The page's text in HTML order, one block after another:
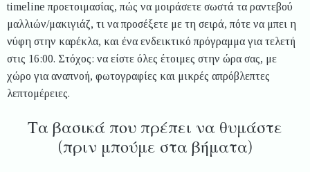
timeline προετοιμασίας, πώς να μοιράσετε σωστά τα ραντεβού
μαλλιών/μακιγιάζ, τι να προσέξετε με τη σειρά, πότε να μπει η
νύφη στην καρέκλα, και ένα ενδεικτικό πρόγραμμα για τελετή
στις 16:00. Στόχος: να είστε όλες έτοιμες στην ώρα σας, με
χώρο για αναπνοή, φωτογραφίες και μικρές απρόβλεπτες
λεπτομέρειες.
Τα βασικά που πρέπει να θυμάστε
(πριν μπούμε στα βήματα)